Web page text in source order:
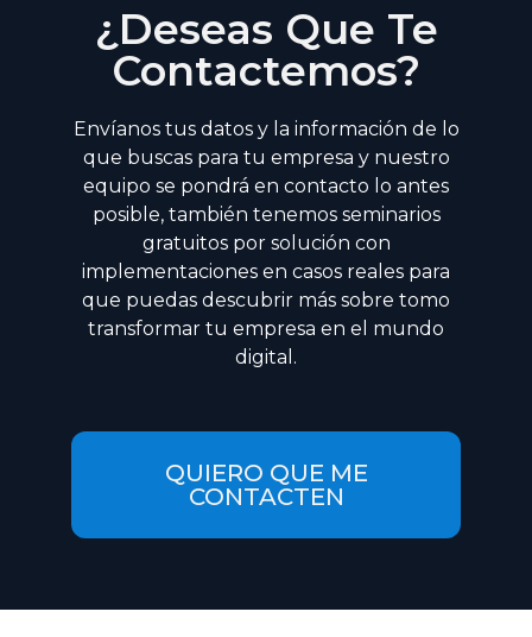
¿Deseas Que Te
Contactemos?
Envíanos tus datos y la información de lo
que buscas para tu empresa y nuestro
equipo se pondrá en contacto lo antes
posible, también tenemos seminarios
gratuitos por solución con
implementaciones en casos reales para
que puedas descubrir más sobre tomo
transformar tu empresa en el mundo
digital.
QUIERO QUE ME
CONTACTEN